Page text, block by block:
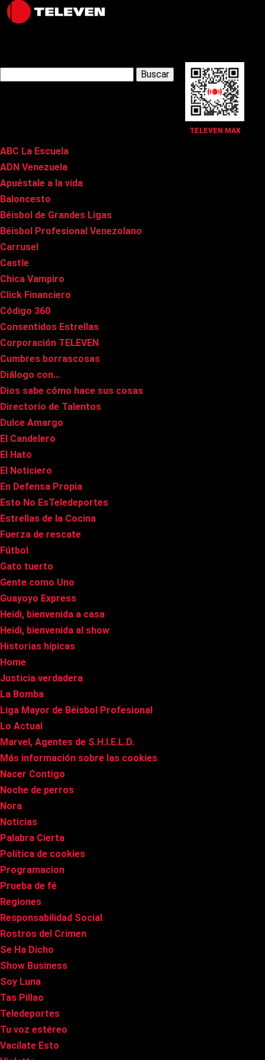
TELEVEN MAX
Latest Posts
ABC La Escuela
ADN Venezuela
Apuéstale a la vida
Baloncesto
Béisbol de Grandes Ligas
Béisbol Profesional Venezolano
Carrusel
Castle
Chica Vampiro
Click Financiero
Código 360
Consentidos Estrellas
Corporación TELEVEN
Cumbres borrascosas
Diálogo con…
Dios sabe cómo hace sus cosas
Directorio de Talentos
Dulce Amargo
El Candelero
El Hato
El Noticiero
En Defensa Propia
Esto No EsTeledeportes
Estrellas de la Cocina
Fuerza de rescate
Fútbol
Gato tuerto
Gente como Uno
Guayoyo Express
Heidi, bienvenida a casa
Heidi, bienvenida al show
Historias hípicas
Home
Justicia verdadera
La Bomba
Liga Mayor de Béisbol Profesional
Lo Actual
Marvel, Agentes de S.H.I.E.L.D.
Más información sobre las cookies
Nacer Contigo
Noche de perros
Nora
Noticias
Palabra Cierta
Política de cookies
Programacion
Prueba de fé
Regiones
Responsabilidad Social
Rostros del Crimen
Se Ha Dicho
Show Business
Soy Luna
Tas Pillao
Teledeportes
Tu voz estéreo
Vacílate Esto